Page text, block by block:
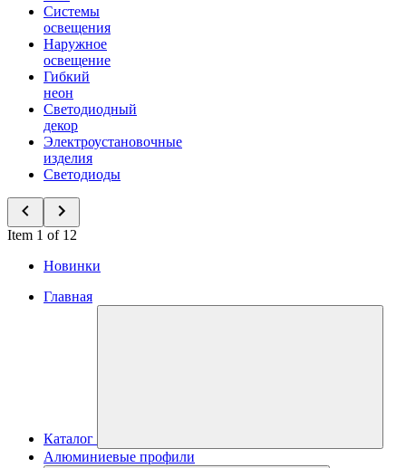
Системы
освещения
Наружное
освещение
Гибкий
неон
Светодиодный
декор
Электроустановочные
изделия
Светодиоды
Item 1 of 12
Новинки
Главная
Каталог
Алюминиевые профили